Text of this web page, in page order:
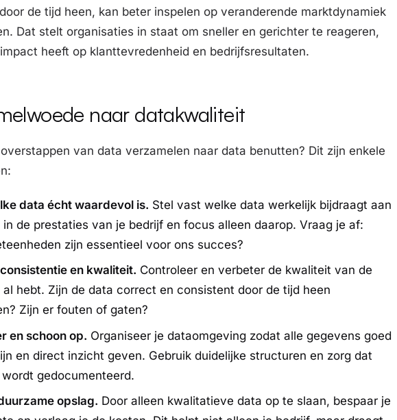
de tijd heen, kan beter inspelen op veranderende marktdynamiek
Dat stelt organisaties in staat om sneller en gerichter te reageren,
heeft op klanttevredenheid en bedrijfsresultaten.
naar datakwaliteit
van data verzamelen naar data benutten? Dit zijn enkele
data écht waardevol is. Stel vast welke data werkelijk bijdraagt aan
de prestaties van je bedrijf en focus alleen daarop. Vraag je af:
zijn essentieel voor ons succes?
en kwaliteit. Controleer en verbeter de kwaliteit van de
al hebt. Zijn de data correct en consistent door de tijd heen
Zijn er fouten of gaten?
en schoon op. Organiseer je dataomgeving zodat alle gegevens goed
en direct inzicht geven. Gebruik duidelijke structuren en zorg dat
gedocumenteerd.
opslag. Door alleen kwalitatieve data op te slaan, bespaar je